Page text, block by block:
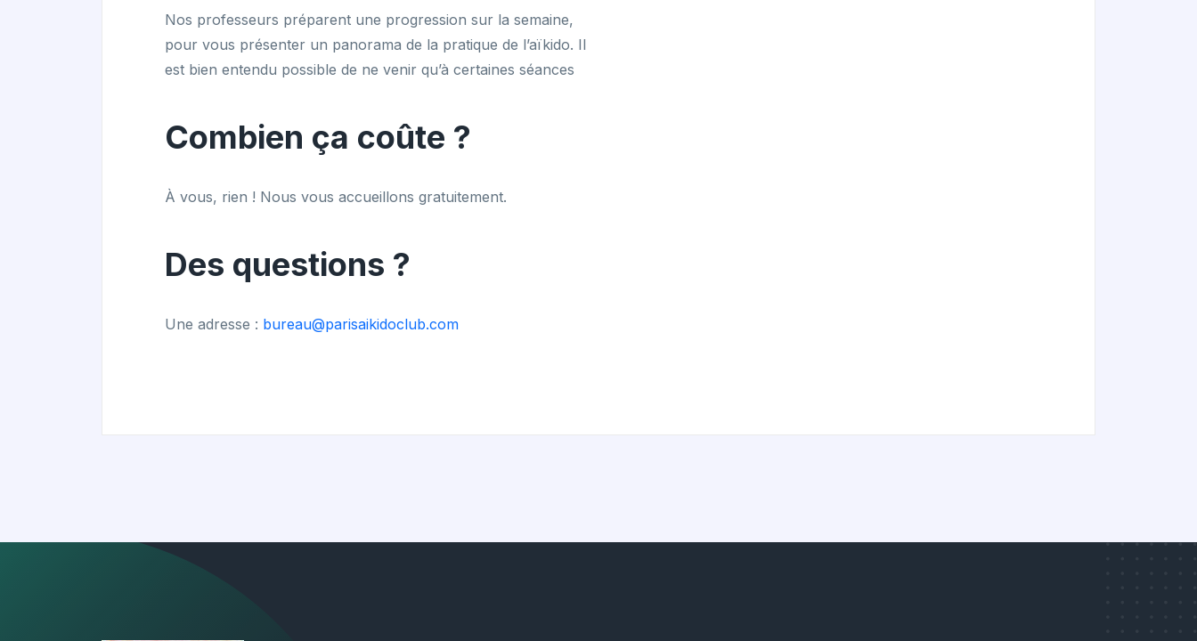
Nos professeurs préparent une progression sur la semaine,
pour vous présenter un panorama de la pratique de l’aïkido. Il
est bien entendu possible de ne venir qu’à certaines séances
Combien ça coûte ?
À vous, rien ! Nous vous accueillons gratuitement.
Des questions ?
Une adresse : bureau@parisaikidoclub.com